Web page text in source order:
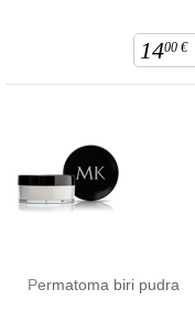
1400 €
Permatoma biri pudra